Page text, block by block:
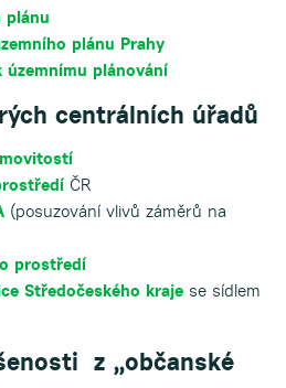
plánu
plánu Prahy
plánování
centrálních úřadů
ČR
(posuzování vlivů záměrů na
prostředí
Středočeského krajese sídlem
z „občanské